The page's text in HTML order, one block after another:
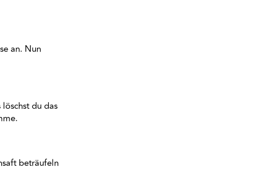
an. Nun
du das
beträufeln